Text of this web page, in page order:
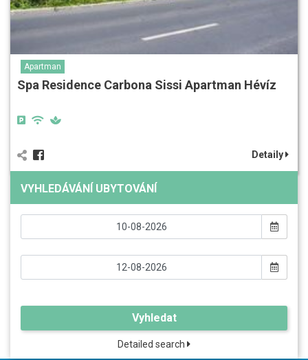
Apartman
Spa Residence Carbona Sissi Apartman Hévíz
Detaily
VYHLEDÁVÁNÍ UBYTOVÁNÍ
Vyhledat
Detailed search